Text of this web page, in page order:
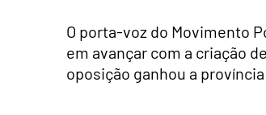
O porta-voz do Movimento
em avançar com a criação
oposição ganhou a